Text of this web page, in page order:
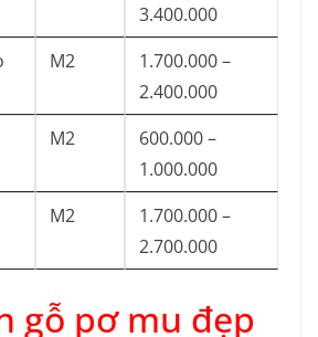
3.400.000
M2
1.700.000 –
2.400.000
M2
600.000 –
1.000.000
M2
1.700.000 –
2.700.000
gỗ pơ mu đẹp